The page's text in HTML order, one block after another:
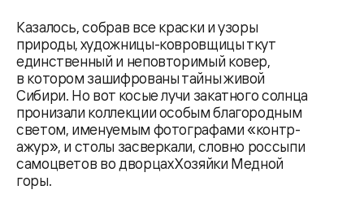
Казалось, собрав все краски и узоры
природы, художницы-ковровщицы ткут
единственный и неповторимый ковер,
в котором зашифрованы тайны живой
Сибири. Но вот косые лучи закатного солнца
пронизали коллекции особым благородным
светом, именуемым фотографами «контр-
ажур», и столы засверкали, словно россыпи
самоцветов во дворцах Хозяйки Медной
горы.